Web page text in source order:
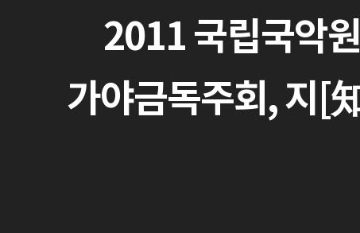
2011 국립국악
가야금독주회, 지[